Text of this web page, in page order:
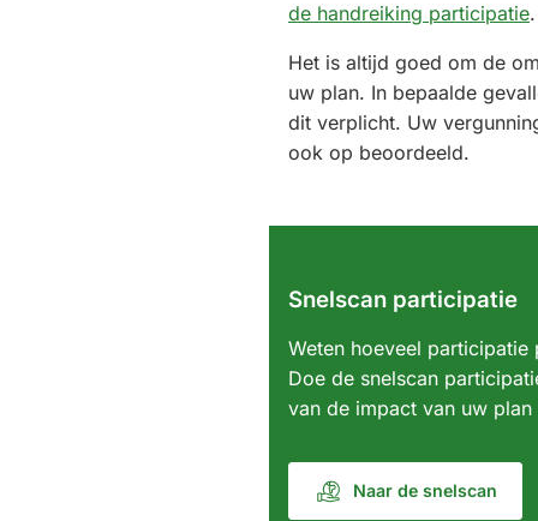
de handreiking participatie.
Het is altijd goed om de
uw plan. In bepaalde
dit verplicht. Uw
ook op beoordeeld.
Snelscan participatie
Weten hoeveel participatie
Doe de snelscan
van de impact van uw
Naar de snelscan